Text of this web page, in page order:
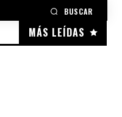
BUSCAR
MÁS LEÍDAS